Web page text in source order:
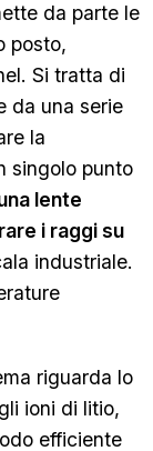
da parte le
posto,
Si tratta di
da una serie
la
singolo punto
lente
i raggi su
industriale.
riguarda lo
ioni di litio,
efficiente